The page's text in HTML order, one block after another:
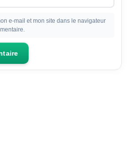
e-mail et mon site dans le navigateur